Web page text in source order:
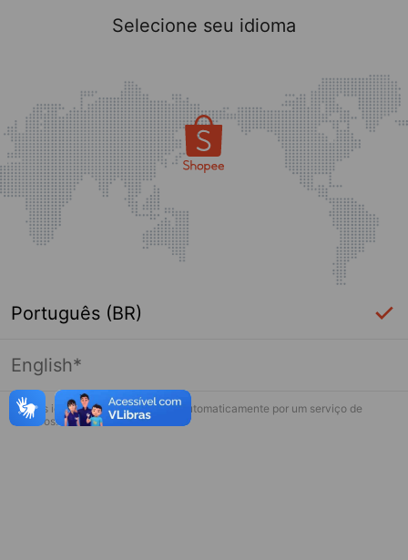
Página indisponível
Desculpe, algo deu errado. Faça login
Selecione seu idioma
Português (BR)
English*
* Esses idiomas serão traduzidos automaticamente por um serviço de
terceiros.